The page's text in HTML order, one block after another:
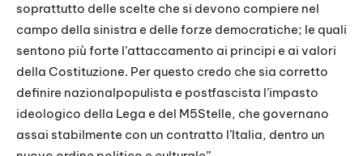
soprattutto delle scelte che si devono compiere nel
campo della sinistra e delle forze democratiche; le quali
sentono più forte l’attaccamento ai principi e ai valori
della Costituzione. Per questo credo che sia corretto
definire nazionalpopulista e postfascista l’impasto
ideologico della Lega e del M5Stelle, che governano
assai stabilmente con un contratto l’Italia, dentro un